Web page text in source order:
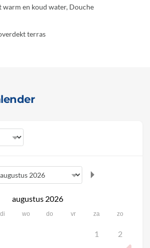
warm en koud water, Douche
terras
augustus 2026
di wo do vr za zo
1 2